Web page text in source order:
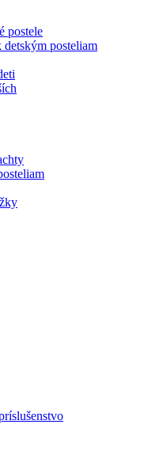
postele
detským posteliam